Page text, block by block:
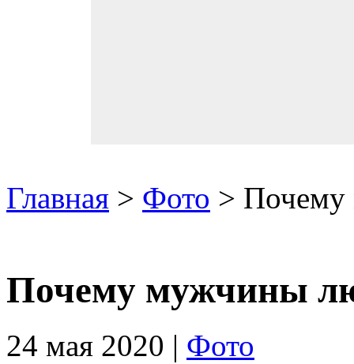
Главная > Фото >
Почему мужчины
24 мая 2020 | Фото